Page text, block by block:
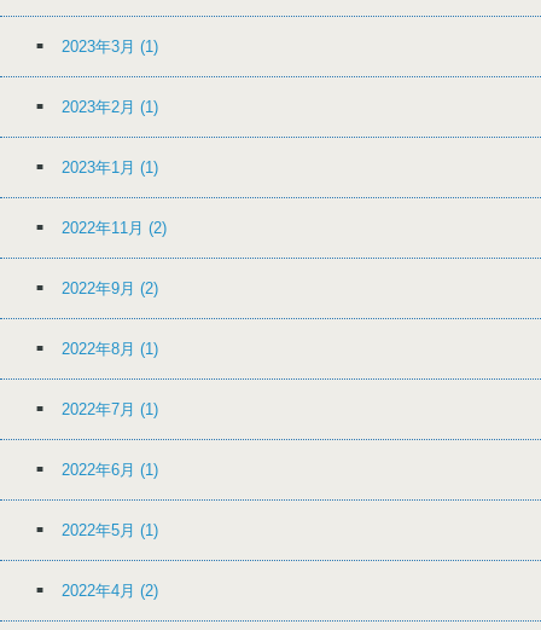
2023年3月 (1)
2023年2月 (1)
2023年1月 (1)
2022年11月 (2)
2022年9月 (2)
2022年8月 (1)
2022年7月 (1)
2022年6月 (1)
2022年5月 (1)
2022年4月 (2)